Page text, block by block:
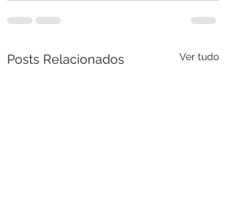
Posts Relacionados Ver tudo